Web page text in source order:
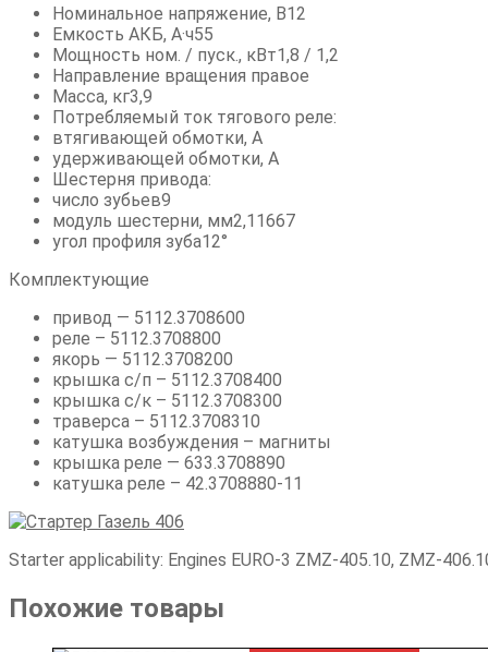
Номинальное напряжение, В12
Емкость АКБ, А·ч55
Мощность ном. / пуск., кВт1,8 / 1,2
Направление вращения правое
Масса, кг3,9
Потребляемый ток тягового реле:
втягивающей обмотки, А
удерживающей обмотки, А
Шестерня привода:
число зубьев9
модуль шестерни, мм2,11667
угол профиля зуба12°
Комплектующие
привод — 5112.3708600
реле – 5112.3708800
якорь — 5112.3708200
крышка с/п – 5112.3708400
крышка с/к – 5112.3708300
траверса – 5112.3708310
катушка возбуждения – магниты
крышка реле — 633.3708890
катушка реле – 42.3708880-11
Starter applicability: Engines EURO-3 ZMZ-405.10, ZMZ-
Похожие товары